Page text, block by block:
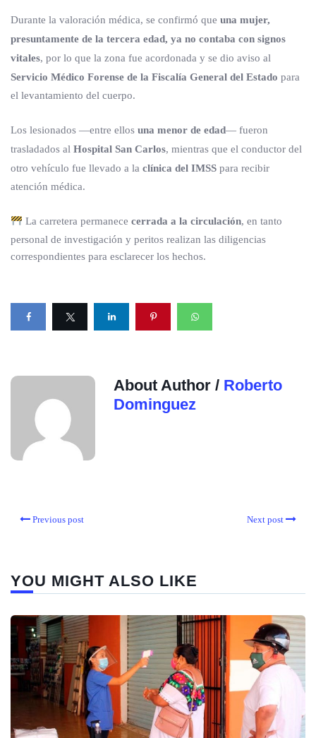
Durante la valoración médica, se confirmó que una mujer,
presuntamente de la tercera edad, ya no contaba con signos
vitales, por lo que la zona fue acordonada y se dio aviso al
Servicio Médico Forense de la Fiscalía General del Estado para
el levantamiento del cuerpo.
Los lesionados —entre ellos una menor de edad— fueron
trasladados al Hospital San Carlos, mientras que el conductor del
otro vehículo fue llevado a la clínica del IMSS para recibir
atención médica.
La carretera permanececerrada a la circulación, en tanto
personal de investigación y peritos realizan las diligencias
correspondientes para esclarecer los hechos.
About Author / Roberto
Dominguez
Previous post Next post
YOU MIGHT ALSO LIKE